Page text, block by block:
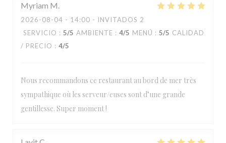
Myriam M
2026-08-04 - 14:00 - INVITADOS 2
SERVICIO : 5/5 AMBIENTE : 4/5 MENÚ : 5/5 CALIDAD
/ PRECIO : 4/5
Nous recommandons ce restaurant au bord de mer très
sympathique où les serveur/euses sont d’une grande
gentillesse. Super moment !